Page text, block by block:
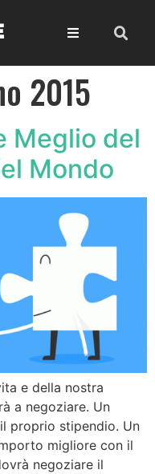
2015
Meglio del
Mondo
e della nostra
a negoziare. Un
proprio stipendio. Un
migliore con il
negoziare il